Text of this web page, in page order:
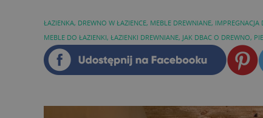
ŁAZIENKA, DREWNO W ŁAZIENCE, MEBLE DREWNIANE, IMPREGNACJA
MEBLE DO ŁAZIENKI, ŁAZIENKI DREWNIANE, JAK DBAC O DREWNO,